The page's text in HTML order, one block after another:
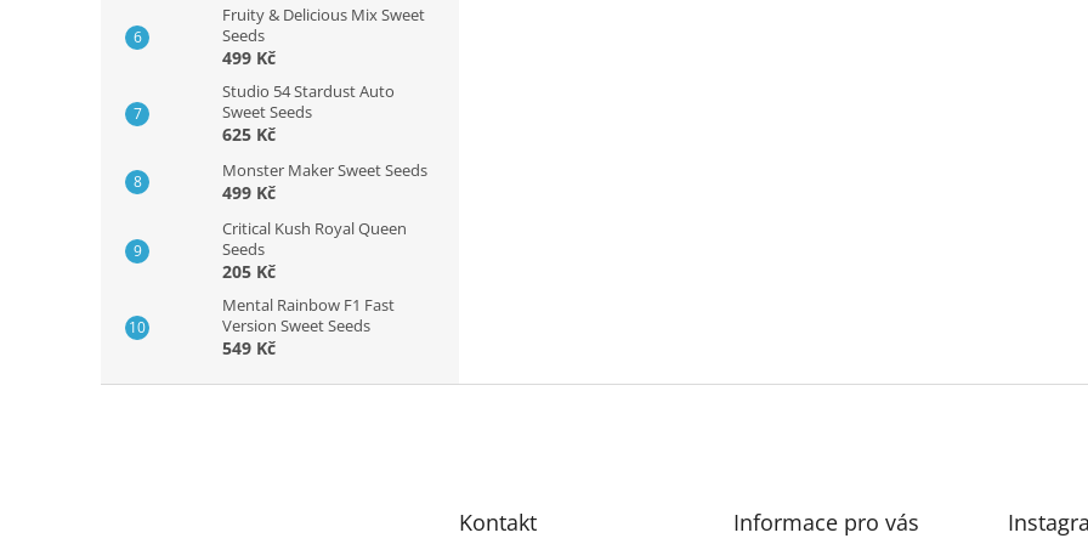
Fruity & Delicious Mix Sweet
Seeds
499 Kč
Studio 54 Stardust Auto
Sweet Seeds
625 Kč
Monster Maker Sweet Seeds
499 Kč
Critical Kush Royal Queen
Seeds
205 Kč
Mental Rainbow F1 Fast
Version Sweet Seeds
549 Kč
Kontakt Informace pro vás